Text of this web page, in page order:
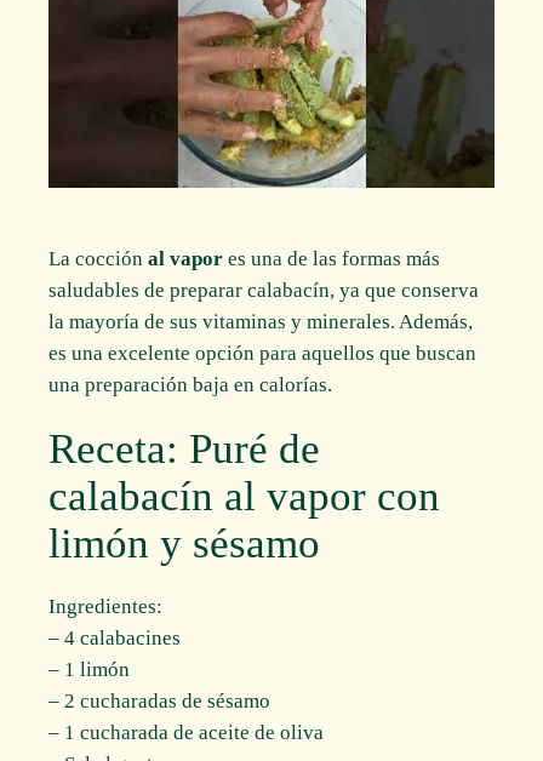
La cocciónal vapor es una de las formas más
saludables de preparar calabacín, ya que conserva
la mayoría de sus vitaminas y minerales. Además,
es una excelente opción para aquellos que buscan
una preparación baja en calorías.
Receta: Puré de
calabacín al vapor con
limón y sésamo
Ingredientes:
– 4 calabacines
– 1 limón
– 2 cucharadas de sésamo
– 1 cucharada de aceite de oliva